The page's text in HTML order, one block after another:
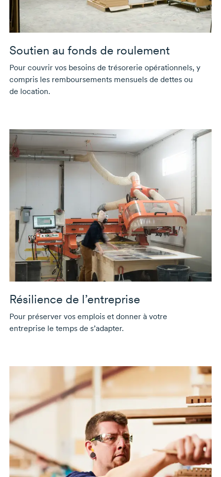
Soutien au fonds de roulement
Pour couvrir vos besoins de trésorerie opérationnels, y
compris les remboursements mensuels de dettes ou
de location.
Résilience de l’entreprise
Pour préserver vos emplois et donner à votre
entreprise le temps de s’adapter.